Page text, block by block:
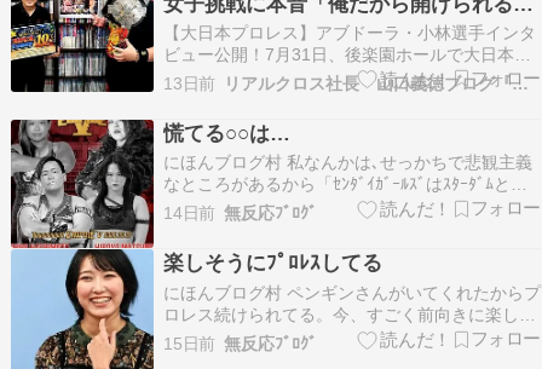
がある」歴史的一戦へ
【大日本プロレス】アブドーラ・小林選手インタ
ビュー公開！7月31日、後楽園ホールで大日本プ
ロレスの歴史が動こうとしています。BJW認定デ
スマッチヘビー級王者・アブドーラ・小林選手に
挑むのは、“デスマッチアマゾネス”山下りな選
手。 女子選手による同王座への挑戦は史上初で
す。50歳…
13日前 リアルクロス社長 山口義徳ブログ『ブロッていいとも♪』
慌てる○○は…
にほんブログ村 私なんかは､せっかちで悲観主義
なところがあるから「ｾﾝﾀﾞｲｶﾞｰﾙｽﾞはｽﾀｰﾀﾞﾑとば
かり交流して東京女子を嫌っている」とか思いが
ちなんですが… TAKAYAMANIA EMPIRE V 対戦
カードその5 | 高山善廣オフィシャルブログ
Powered by…
14日前 無反応ﾌﾞﾛｸﾞ
楽しそうにﾌﾟﾛﾚｽしてる
にほんブログ村 ペンギンさんがいてくれたからプ
ロレス続けられてる。今、すごく前向きに楽しく
プロレス頑張れてます！初めてのベルトがペンギ
ンさんとのタッグベルトで本当に嬉しいです。な
15日前 無反応ﾌﾞﾛｸﾞ